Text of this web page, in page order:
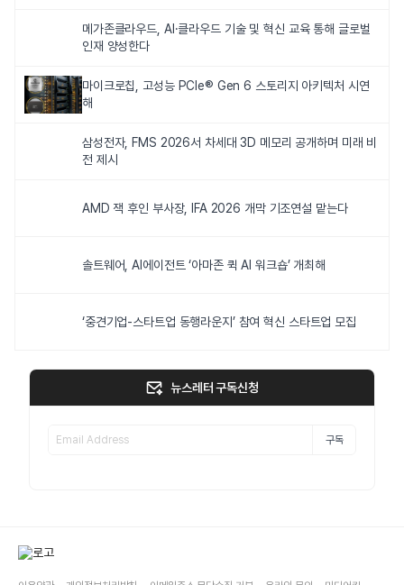
메가존클라우드, AI·클라우드 기술 및 혁신 교육 통해 글로벌
인재 양성한다
마이크로칩, 고성능 PCIe® Gen 6 스토리지 아키텍처 시연
해
삼성전자, FMS 2026서 차세대 3D 메모리 공개하며 미래 비
전 제시
AMD 잭 후인 부사장, IFA 2026 개막 기조연설 맡는다
솔트웨어, AI에이전트 ‘아마존 퀵 AI 워크숍’ 개최해
‘중견기업-스타트업 동행라운지’ 참여 혁신 스타트업 모집
뉴스레터 구독신청
구독